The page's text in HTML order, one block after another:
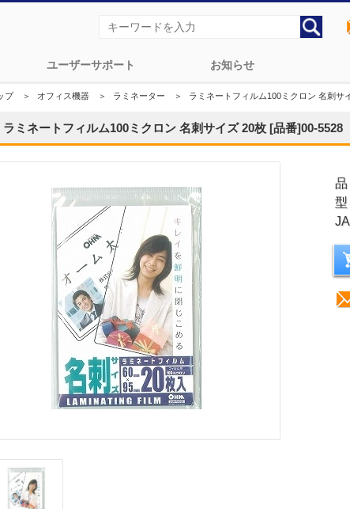
ユーザーサポート お知らせ
プ＞ オフィス機器 ＞ ラミネーター ＞ ラミネートフィルム100ミクロン 名刺サ
ラミネートフィルム100ミクロン 名刺サイズ 20枚 [品番]00-5528